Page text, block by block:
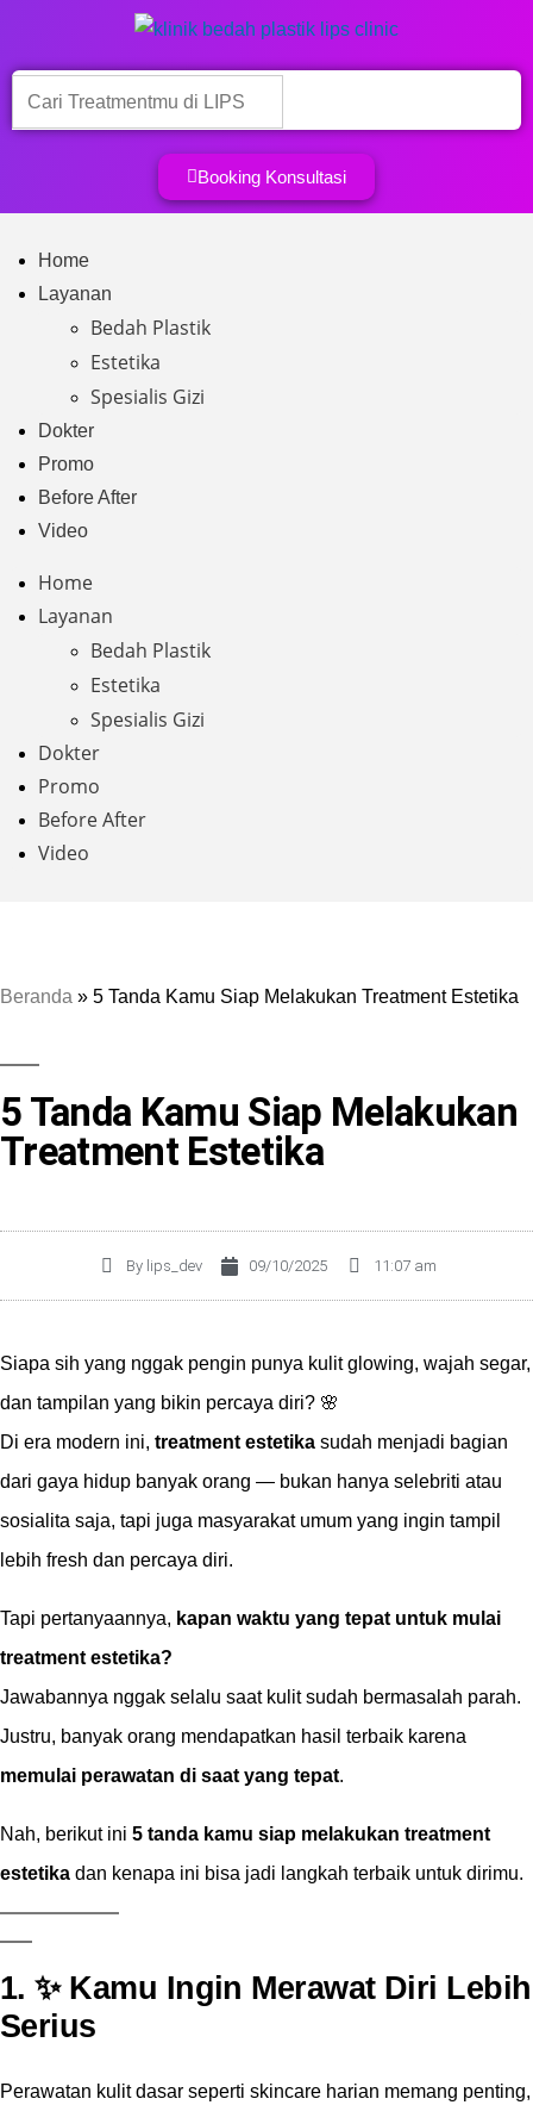
Booking Konsultasi
Home
Layanan
Bedah Plastik
Estetika
Spesialis Gizi
Dokter
Promo
Before After
Video
Home
Layanan
Bedah Plastik
Estetika
Spesialis Gizi
Dokter
Promo
Before After
Video
Beranda » 5 Tanda Kamu Siap Melakukan Treatment Estetika
5 Tanda Kamu Siap Melakukan
Treatment Estetika
Bylips_dev 09/10/2025 11:07 am
Siapa sih yang nggak pengin punya kulit glowing, wajah segar,
dan tampilan yang bikin percaya diri? 🌸
Di era modern ini, treatment estetika sudah menjadi bagian
dari gaya hidup banyak orang — bukan hanya selebriti atau
sosialita saja, tapi juga masyarakat umum yang ingin tampil
lebih fresh dan percaya diri.
Tapi pertanyaannya, kapan waktu yang tepat untuk mulai
treatment estetika?
Jawabannya nggak selalu saat kulit sudah bermasalah parah.
Justru, banyak orang mendapatkan hasil terbaik karena
memulai perawatan di saat yang tepat.
Nah, berikut ini 5 tanda kamu siap melakukan treatment
estetika dan kenapa ini bisa jadi langkah terbaik untuk dirimu.
1. ✨ Kamu Ingin Merawat Diri Lebih
Serius
Perawatan kulit dasar seperti skincare harian memang penting,